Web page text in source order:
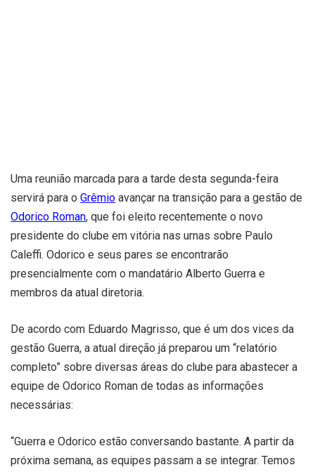
Uma reunião marcada para a tarde desta segunda-feira
servirá para o Grêmio avançar na transição para a gestão de
Odorico Roman, que foi eleito recentemente o novo
presidente do clube em vitória nas urnas sobre Paulo
Caleffi. Odorico e seus pares se encontrarão
presencialmente com o mandatário Alberto Guerra e
membros da atual diretoria.
De acordo com Eduardo Magrisso, que é um dos vices da
gestão Guerra, a atual direção já preparou um “relatório
completo” sobre diversas áreas do clube para abastecer a
equipe de Odorico Roman de todas as informações
necessárias:
“Guerra e Odorico estão conversando bastante. A partir da
próxima semana, as equipes passam a se integrar. Temos